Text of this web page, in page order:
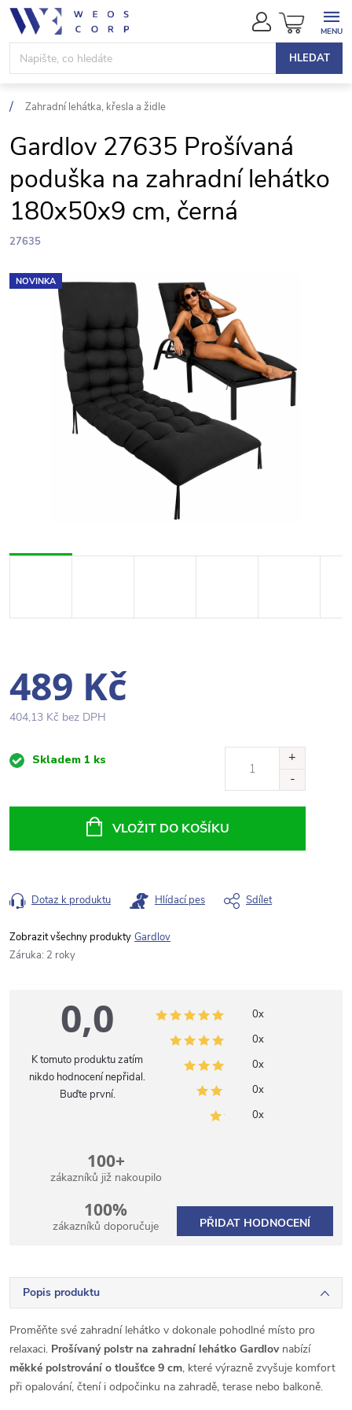
Přejít
obsah
HLEDAT
NÁKUPNÍ
KOŠÍK
Zahradní lehátka, křesla a židle
Gardlov 27635 Prošívaná
poduška na zahradní lehátko
180x50x9 cm, černá
27635
NOVINKA
489 Kč
404,13 Kč bez DPH
MěrnáSkladem 1 ks
VLOŽIT DO KOŠÍKU
Dotaz k produktu Hlídací pes Sdílet
Gardlov
Záruka: 2 roky
0,0
K tomuto produktu zatím
nikdo hodnocení nepřidal.
Buďte první.
0x
0x
0x
0x
0x
100+
zákazníků již nakoupilo
100%
zákazníků doporučuje PŘIDAT HODNOCENÍ
Popis produktu
Proměňte své zahradní lehátko v dokonale pohodlné místo pro
relaxaci. Prošívaný polstr na zahradní lehátko Gardlovnabízí
měkké polstrování o tloušťce 9 cm, které výrazně zvyšuje komfort
při opalování, čtení i odpočinku na zahradě, terase nebo balkoně.